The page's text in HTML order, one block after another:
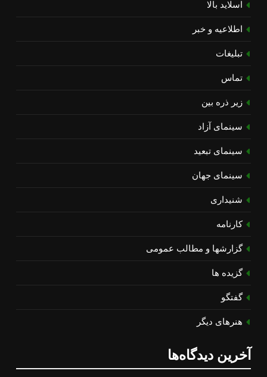
اسلاید بالا
اطلاعیه و خبر
تبلیغات
تماس
زیر ذره بین
سینمای آزاد
سینمای تبعید
سینمای جهان
شنیداری
کارنامه
گزارشها و مطالب عمومی
گزیده ها
گفتگو
هنرهای دیگر
آخرین دیدگاه‌ها